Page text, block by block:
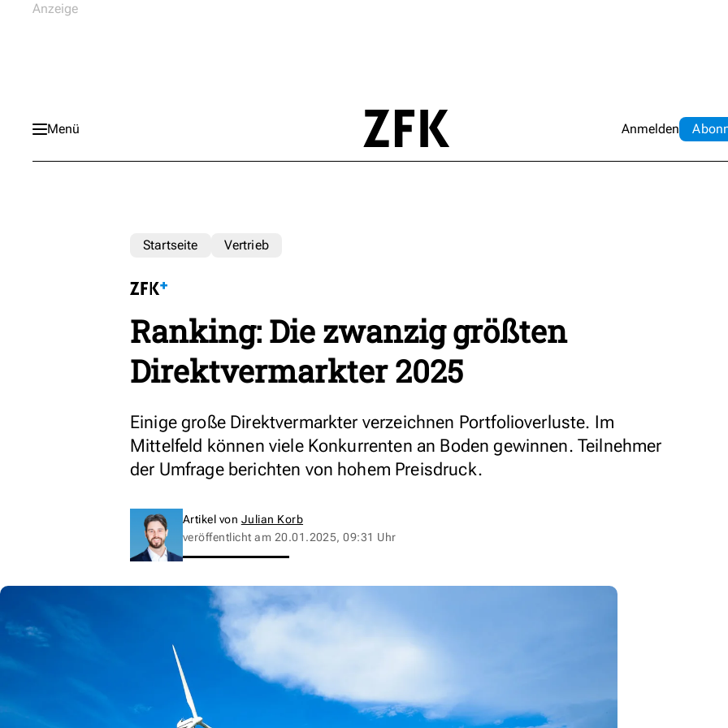
Menü Anmelden Abo
Startseite Vertrieb
Ranking: Die zwanzig größten
Direktvermarkter 2025
Einige große Direktvermarkter verzeichnen Portfolioverluste. Im
Mittelfeld können viele Konkurrenten an Boden gewinnen. Teilnehmer
der Umfrage berichten von hohem Preisdruck.
Artikel von Julian Korb
veröffentlicht am 20.01.2025, 09:31 Uhr